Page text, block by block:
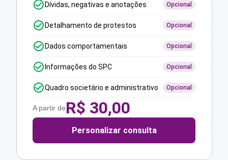
Dívidas, negativas e anotações Opcional
Detalhamento de protestos Opcional
Dados comportamentais Opcional
Informações do SPC Opcional
Quadro societário e administrativo Opcional
A partir deR$ 30,00
Personalizar consulta